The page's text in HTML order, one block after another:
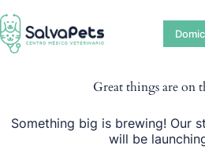
al
contenido
al
contenido
Great things are on
Something big is brewing! Our
will be